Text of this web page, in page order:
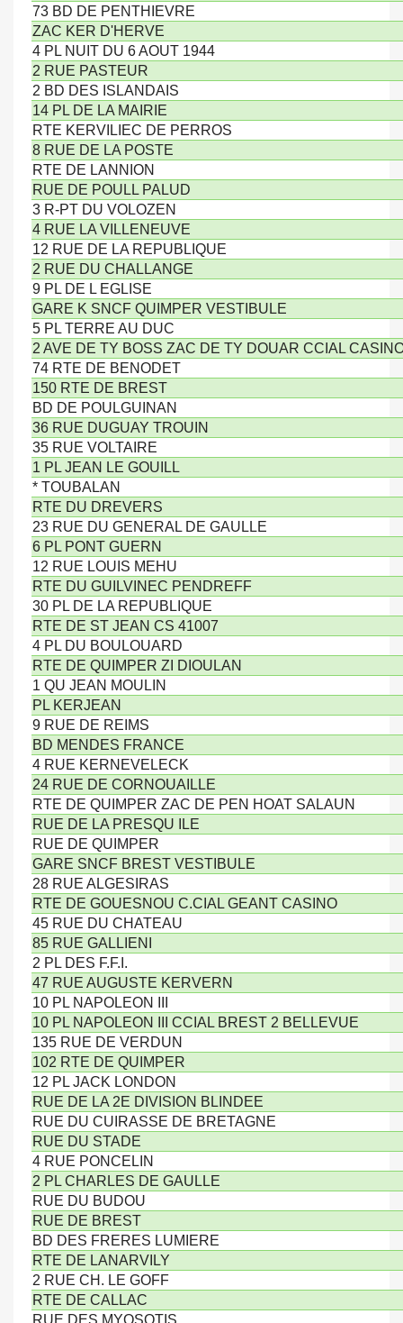
73 BD DE PENTHIEVRE
ZAC KER D'HERVE
4 PL NUIT DU 6 AOUT 1944
2 RUE PASTEUR
2 BD DES ISLANDAIS
14 PL DE LA MAIRIE
RTE KERVILIEC DE PERROS
8 RUE DE LA POSTE
RTE DE LANNION
RUE DE POULL PALUD
3 R-PT DU VOLOZEN
4 RUE LA VILLENEUVE
12 RUE DE LA REPUBLIQUE
2 RUE DU CHALLANGE
9 PL DE L EGLISE
GARE K SNCF QUIMPER VESTIBULE
5 PL TERRE AU DUC
2 AVE DE TY BOSS ZAC DE TY DOUAR CCIAL
74 RTE DE BENODET
150 RTE DE BREST
BD DE POULGUINAN
36 RUE DUGUAY TROUIN
35 RUE VOLTAIRE
1 PL JEAN LE GOUILL
* TOUBALAN
RTE DU DREVERS
23 RUE DU GENERAL DE GAULLE
6 PL PONT GUERN
12 RUE LOUIS MEHU
RTE DU GUILVINEC PENDREFF
30 PL DE LA REPUBLIQUE
RTE DE ST JEAN CS 41007
4 PL DU BOULOUARD
RTE DE QUIMPER ZI DIOULAN
1 QU JEAN MOULIN
PL KERJEAN
9 RUE DE REIMS
BD MENDES FRANCE
4 RUE KERNEVELECK
24 RUE DE CORNOUAILLE
RTE DE QUIMPER ZAC DE PEN HOAT SALAUN
RUE DE LA PRESQU ILE
RUE DE QUIMPER
GARE SNCF BREST VESTIBULE
28 RUE ALGESIRAS
RTE DE GOUESNOU C.CIAL GEANT CASINO
45 RUE DU CHATEAU
85 RUE GALLIENI
2 PL DES F.F.I.
47 RUE AUGUSTE KERVERN
10 PL NAPOLEON III
10 PL NAPOLEON III CCIAL BREST 2 BELLEVUE
135 RUE DE VERDUN
102 RTE DE QUIMPER
12 PL JACK LONDON
RUE DE LA 2E DIVISION BLINDEE
RUE DU CUIRASSE DE BRETAGNE
RUE DU STADE
4 RUE PONCELIN
2 PL CHARLES DE GAULLE
RUE DU BUDOU
RUE DE BREST
BD DES FRERES LUMIERE
RTE DE LANARVILY
2 RUE CH. LE GOFF
RTE DE CALLAC
RUE DES MYOSOTIS